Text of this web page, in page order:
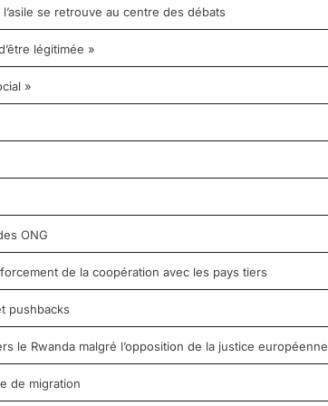
se retrouve au centre des débats
légitimée »
»
ONG
de la coopération avec les pays tiers
pushbacks
le Rwanda malgré l’opposition de la justice européenne
de migration